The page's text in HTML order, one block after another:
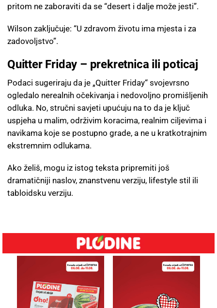
pritom ne zaboraviti da se “desert i dalje može jesti”.
Wilson zaključuje: “U zdravom životu ima mjesta i za
zadovoljstvo”.
Quitter Friday – prekretnica ili poticaj
Podaci sugeriraju da je „Quitter Friday“ svojevrsno
ogledalo nerealnih očekivanja i nedovoljno promišljenih
odluka. No, stručni savjeti upućuju na to da je ključ
uspjeha u malim, održivim koracima, realnim ciljevima i
navikama koje se postupno grade, a ne u kratkotrajnim
ekstremnim odlukama.
Ako želiš, mogu iz istog teksta pripremiti još
dramatičniji naslov, znanstvenu verziju, lifestyle stil ili
tabloidsku verziju.